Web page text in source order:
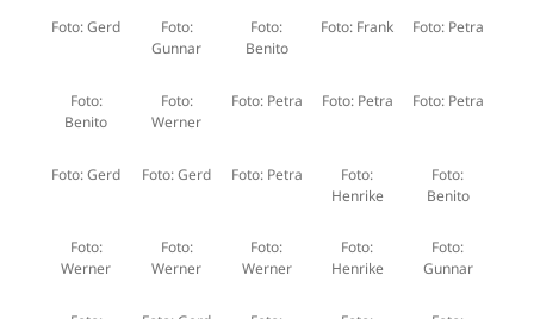
Foto: Gerd
Foto:
Gunnar
Foto:
Benito
Foto: Frank Foto: Petra
Foto:
Benito
Foto:
Werner
Foto: Petra Foto: Petra Foto: Petra
Foto: Gerd Foto: Gerd Foto: Petra
Foto:
Henrike
Foto:
Benito
Foto:
Werner
Foto:
Werner
Foto:
Werner
Foto:
Henrike
Foto:
Gunnar